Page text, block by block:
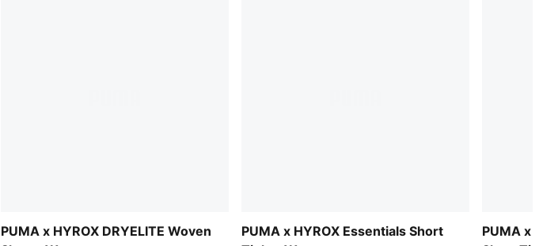
PUMA x HYROX DRYELITE Woven
PUMA x HYROX Essentials Short
PUMA x